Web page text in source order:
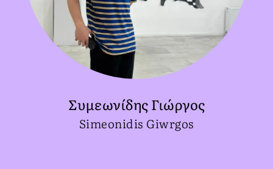
Συμεωνίδης Γιώργος
Simeonidis Giwrgos